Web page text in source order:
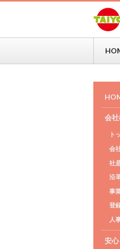
会
ト
会
社
沿
事
登
人
安